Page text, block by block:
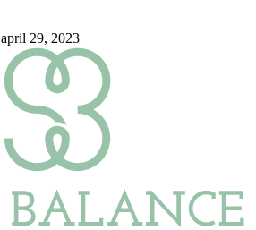
april 29, 2023